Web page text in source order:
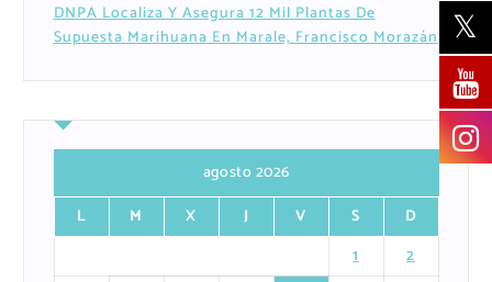
DNPA Localiza Y Asegura 12 Mil Plantas De
Supuesta Marihuana En Marale, Francisco Morazán
agosto 2026
L
M X J V S
D
1
2